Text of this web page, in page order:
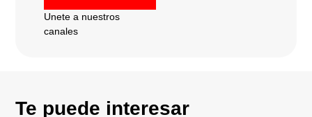
Unete a nuestros
canales
Te puede interesar